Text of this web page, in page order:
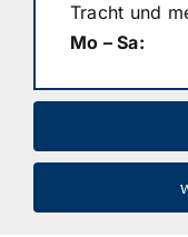
Tracht und
Mo – Sa: